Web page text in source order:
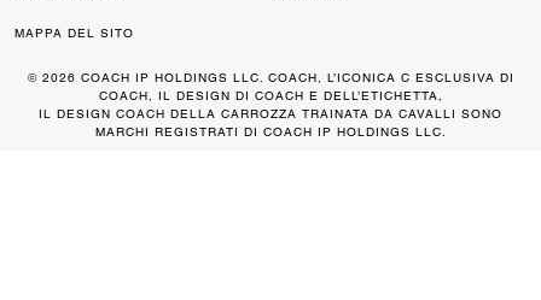
MAPPA DEL SITO
© 2026 COACH IP HOLDINGS LLC. COACH, L’ICONICA C ESCLUSIVA DI
COACH, IL DESIGN DI COACH E DELL’ETICHETTA,
IL DESIGN COACH DELLA CARROZZA TRAINATA DA CAVALLI SONO
MARCHI REGISTRATI DI COACH IP HOLDINGS LLC.